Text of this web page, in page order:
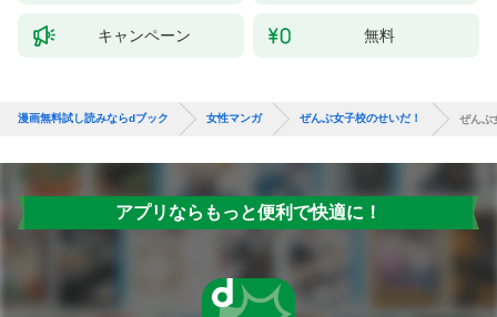
キャンペーン 無料
漫画無料試し読みならdブック 女性マンガ ぜんぶ女子校のせいだ！ ぜんぶ
アプリならもっと便利で快適に！